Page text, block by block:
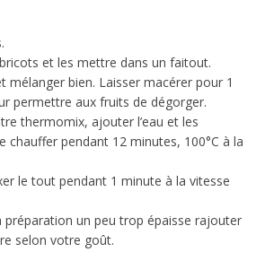
et les mettre dans un faitout.
mélanger bien. Laisser macérer pour 1
permettre aux fruits de dégorger.
thermomix, ajouter l’eau et les
chauffer pendant 12 minutes, 100°C à la
le tout pendant 1 minute à la vitesse
préparation un peu trop épaisse rajouter
selon votre goût.